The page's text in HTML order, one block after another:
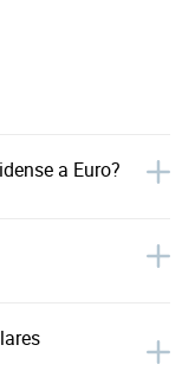
a Euro?